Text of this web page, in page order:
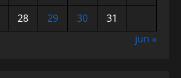
28 29 30
31
jun »